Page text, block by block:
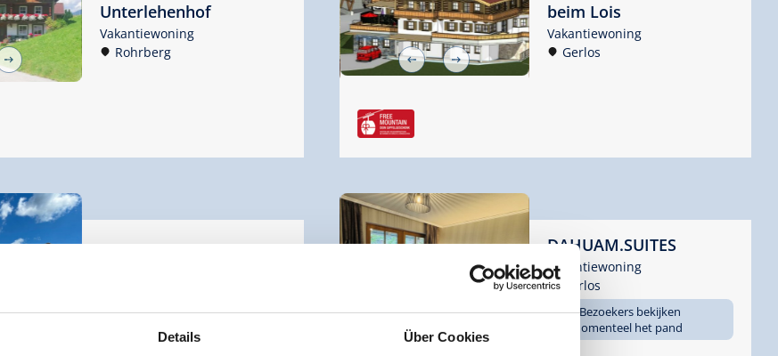
Details Über Cookies
Unterlehenhof
Vakantiewoning
Rohrberg
beim Lois
Vakantiewoning
Gerlos
DAHUAM.SUITES
Vakantiewoning
Gerlos
4 Bezoekers bekijken
momenteel het pand